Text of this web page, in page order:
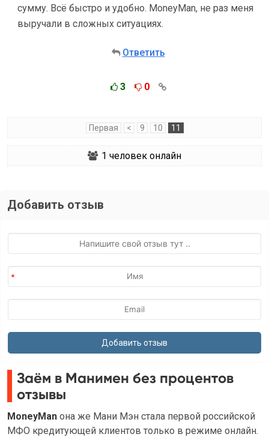
сумму. Всё быстро и удобно. MoneyMan, не раз меня
выручали в сложных ситуациях.
Ответить
3 0
Первая < 9 10 11
1 человек онлайн
Добавить отзыв
Заём в Манимен без процентов
отзывы
MoneyMan она же Мани Мэн стала первой российской
МФО кредитующей клиентов только в режиме онлайн.